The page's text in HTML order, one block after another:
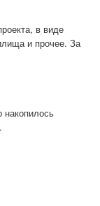
в виде
и прочее. За